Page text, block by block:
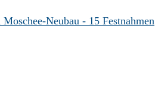
Neubau - 15 Festnahmen